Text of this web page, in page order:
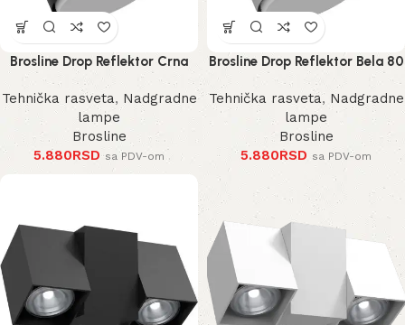
Brosline Drop Reflektor Crna
80 mm 100 mm
Tehnička rasveta, Nadgradne
lampe
Brosline
5.880RSD sa PDV-om
Brosline Drop Reflektor Bela 80
mm 100 mm
Tehnička rasveta, Nadgradne
lampe
Brosline
5.880RSD sa PDV-om